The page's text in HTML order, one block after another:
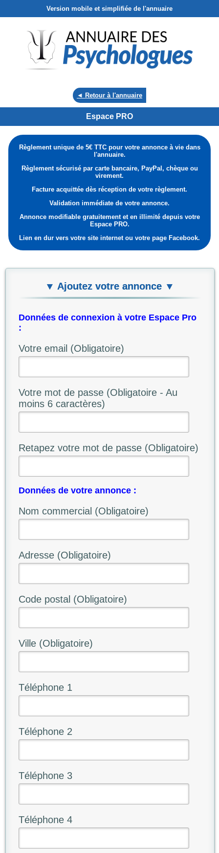
Version mobile et simplifiée de l'annuaire
◄ Retour à l'annuaire
Espace PRO
Règlement unique de 5€ TTC pour votre annonce à vie dans
l'annuaire.
Règlement sécurisé par carte bancaire, PayPal, chèque ou
virement.
Facture acquittée dès réception de votre règlement.
Validation immédiate de votre annonce.
Annonce modifiable gratuitement et en illimité depuis votre
Espace PRO.
Lien en dur vers votre site internet ou votre page Facebook.
▼ Ajoutez votre annonce ▼
Données de connexion à votre Espace Pro
:
Votre email (Obligatoire)
Votre mot de passe (Obligatoire - Au
moins 6 caractères)
Retapez votre mot de passe (Obligatoire)
Données de votre annonce :
Nom commercial (Obligatoire)
Adresse (Obligatoire)
Code postal (Obligatoire)
Ville (Obligatoire)
Téléphone 1
Téléphone 2
Téléphone 3
Téléphone 4